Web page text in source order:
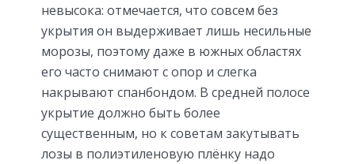
невысока: отмечается, что совсем без
укрытия он выдерживает лишь несильные
морозы, поэтому даже в южных областях
его часто снимают с опор и слегка
накрывают спанбондом. В средней полосе
укрытие должно быть более
существенным, но к советам закутывать
лозы в полиэтиленовую плёнку надо